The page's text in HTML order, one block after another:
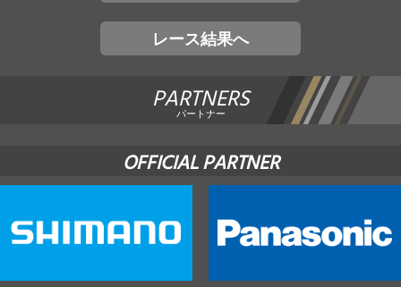
レース結果へ
PARTNERS
パートナー
OFFICIAL PARTNER